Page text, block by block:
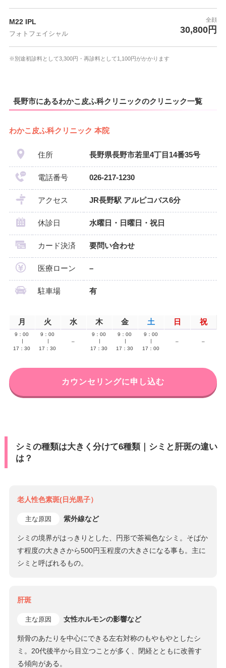
M22 IPL
フォトフェイシャル
全顔
30,800円
※別途初診料として3,300円・再診料として1,100円がかかります
長野市にあるわかこ皮ふ科クリニックのクリニック一覧
わかこ皮ふ科クリニック 本院
住所 長野県長野市若里4丁目14番35号
電話番号 026-217-1230
アクセス JR長野駅 アルピコバス6分
休診日 水曜日・日曜日・祝日
カード決済 要問い合わせ
医療ローン –
駐車場 有
月 火 水 木 金 土 日 祝
9：00
17：30
9：00
17：30
–
9：00
17：30
9：00
17：30
9：00
17：00
– –
カウンセリングに申し込む
シミの種類は大きく分けて6種類｜シミと肝斑の違い
は？
老人性色素斑(日光黒子）
主な原因 紫外線など
シミの境界がはっきりとした、円形で茶褐色なシミ。そばか
す程度の大きさから500円玉程度の大きさになる事も。主に
シミと呼ばれるもの。
肝斑
主な原因 女性ホルモンの影響など
頬骨のあたりを中心にできる左右対称のもやもやとしたシ
ミ。20代後半から目立つことが多く、閉経とともに改善す
る傾向がある。